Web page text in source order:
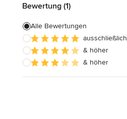
Poolsanierung
Alle anzeigen
Bewertung (1)
Alle Bewertungen
ausschließlich
& höher
& höher